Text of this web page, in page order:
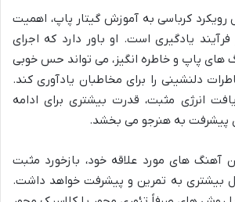
رویکرد کرباسی به آموزش گیتار پاپ، اهمیت
فرآیند یادگیری است. او باور دارد که اجرای
های پاپ و خاطره انگیز، می تواند حس خوبی
دلنشینی را برای مخاطبان یادآوری کند.
انرژی مثبت، قدرت بیشتری برای ادامه
به هنرجو می بخشد.
آهنگ های مورد علاقه خود، بازخورد مثبت
بیشتری به تمرین و پیشرفت خواهد داشت.